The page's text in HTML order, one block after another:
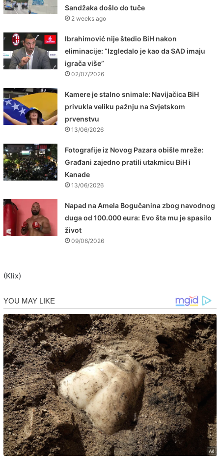
Sandžaka došlo do tuče
2 weeks ago
Ibrahimović nije štedio BiH nakon
eliminacije: “Izgledalo je kao da SAD imaju
igrača više”
02/07/2026
Kamere je stalno snimale: Navijačica BiH
privukla veliku pažnju na Svjetskom
prvenstvu
13/06/2026
Fotografije iz Novog Pazara obišle mreže:
Građani zajedno pratili utakmicu BiH i
Kanade
13/06/2026
Napad na Amela Bogučanina zbog navodnog
duga od 100.000 eura: Evo šta mu je spasilo
život
09/06/2026
(Klix)